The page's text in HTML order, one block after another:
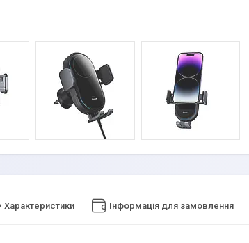
Характеристики Інформація для замовлення